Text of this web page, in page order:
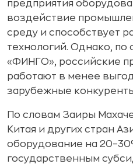
предприятия
воздействие
среду и способствует
технологий. Однако, по
«ФИНГО», российские
работают в менее
зарубежные
По словам Заиры
Китая и других стран
оборудование на
государственным